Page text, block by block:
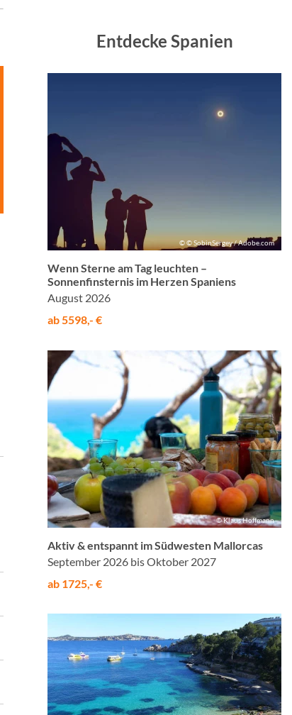
Entdecke Spanien
© © SobinSergey / Adobe.com
Wenn Sterne am Tag leuchten –
Sonnenfinsternis im Herzen Spaniens
August 2026
ab 5598,- €
© Klaus Hoffmann
Aktiv & entspannt im Südwesten Mallorcas
September 2026 bis Oktober 2027
ab 1725,- €